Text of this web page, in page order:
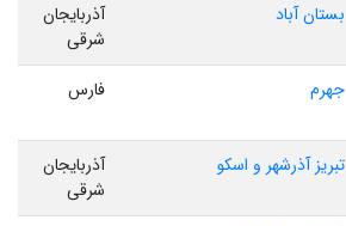
بستان آباد
آذربایجان
شرقی
جهرم فارس
تبریز آذرشهر و اسکو
آذربایجان
شرقی